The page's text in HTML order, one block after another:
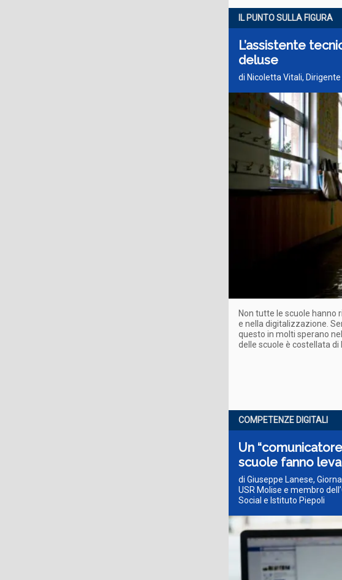
IL PUNTO SULLA FIGURA
L’assistente
deluse
di Nicoletta Vitali,
Non tutte le scuole
e nella digitalizzazione.
questo in molti sperano
delle scuole è costellata di
COMPETENZE DIGITALI
Un
scuole fanno
di Giuseppe Lanese,
USR Molise e membro
Social e Istituto Piepoli